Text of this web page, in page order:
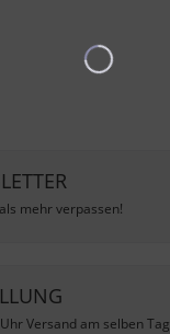
mehr verpassen!
Versand am selben Tag